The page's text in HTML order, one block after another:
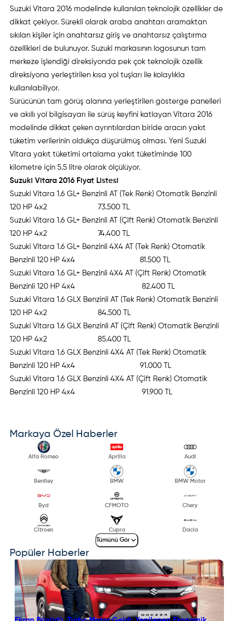
Suzuki Vitara 2016 modelinde kullanılan teknolojik özellikler de
dikkat çekiyor. Sürekli olarak araba anahtarı aramaktan
sıkılan kişiler için anahtarsız giriş ve anahtarsız çalıştırma
özellikleri de bulunuyor. Suzuki markasının logosunun tam
merkeze işlendiği direksiyonda pek çok teknolojik özellik
direksiyona yerleştirilen kısa yol tuşları ile kolaylıkla
kullanılabiliyor.
Sürücünün tam görüş alanına yerleştirilen gösterge panelleri
ve akıllı yol bilgisayarı ile sürüş keyfini katlayan Vitara 2016
modelinde dikkat çeken ayrıntılardan biride aracın yakıt
tüketim verilerinin oldukça düşürülmüş olması. Yeni Suzuki
Vitara yakıt tüketimi ortalama yakıt tüketiminde 100
kilometre için 5.5 litre olarak ölçülüyor.
Suzuki Vitara 2016 Fiyat Listesi
Suzuki Vitara 1.6 GL+ Benzinli AT (Tek Renk) Otomatik Benzinli
120 HP 4x2 73.500 TL
Suzuki Vitara 1.6 GL+ Benzinli AT (Çift Renk) Otomatik Benzinli
120 HP 4x2 74.400 TL
Suzuki Vitara 1.6 GL+ Benzinli 4X4 AT (Tek Renk) Otomatik
Benzinli 120 HP 4x4 81.500 TL
Suzuki Vitara 1.6 GL+ Benzinli 4X4 AT (Çift Renk) Otomatik
Benzinli 120 HP 4x4 82.400 TL
Suzuki Vitara 1.6 GLX Benzinli AT (Tek Renk) Otomatik Benzinli
120 HP 4x2 84.500 TL
Suzuki Vitara 1.6 GLX Benzinli AT (Çift Renk) Otomatik Benzinli
120 HP 4x2 85.400 TL
Suzuki Vitara 1.6 GLX Benzinli 4X4 AT (Tek Renk) Otomatik
Benzinli 120 HP 4x4 91.000 TL
Suzuki Vitara 1.6 GLX Benzinli 4X4 AT (Çift Renk) Otomatik
Benzinli 120 HP 4x4 91.900 TL
Markaya Özel Haberler
Alfa Romeo Aprilia Audi
Bentley BMW BMW Motor
Byd CFMOTO Chery
Citroen Cupra Dacia
Tümünü Gör
Popüler Haberler